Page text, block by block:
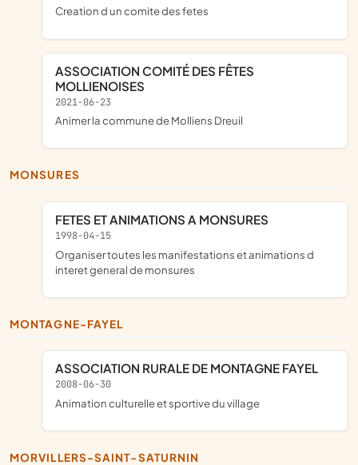
creation d un comite des fetes
ASSOCIATION COMITÉ DES FÊTES
MOLLIENOISES
2021-06-23
animer la commune de Molliens Dreuil
MONSURES
FETES ET ANIMATIONS A MONSURES
1998-04-15
Organiser toutes les manifestations et animations d
interet general de monsures
MONTAGNE-FAYEL
ASSOCIATION RURALE DE MONTAGNE FAYEL
2008-06-30
animation culturelle et sportive du village
MORVILLERS-SAINT-SATURNIN